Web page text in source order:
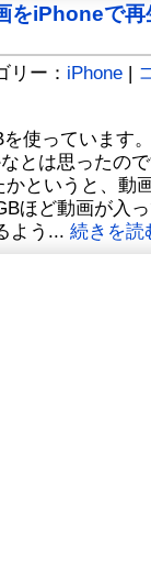
をiPhoneで
リー： iPhone |
使っています
とは思ったの
かというと、動
ほど動画が入
よう... 続きを読